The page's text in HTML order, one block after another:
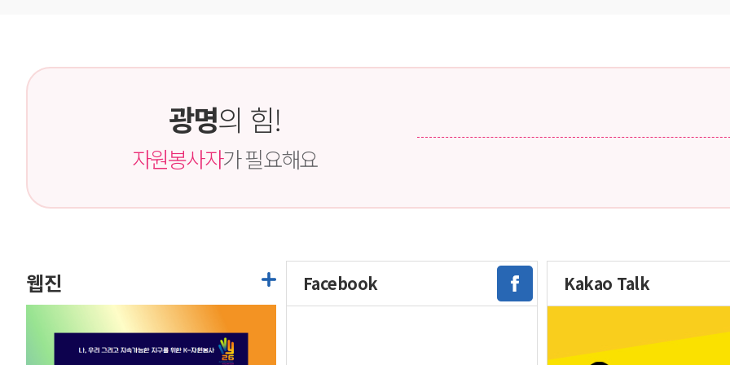
광명의 힘!
자원봉사자가 필요해요
웹진 Facebook Kakao Talk